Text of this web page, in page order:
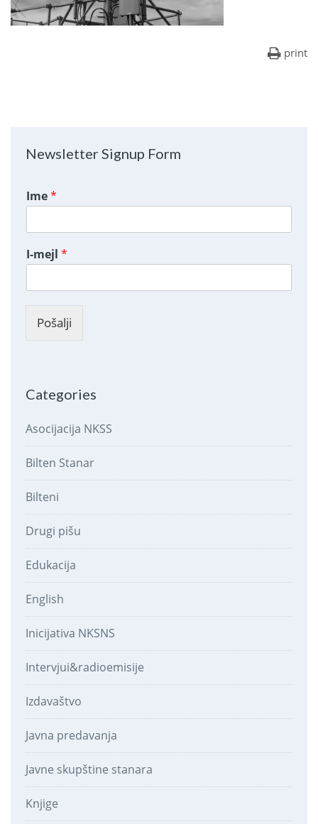
print
Newsletter Signup Form
Ime*
I-mejl *
Pošalji
Categories
Asocijacija NKSS
Bilten Stanar
Bilteni
Drugi pišu
Edukacija
English
Inicijativa NKSNS
Intervjui&radioemisije
Izdavaštvo
Javna predavanja
Javne skupštine stanara
Knjige